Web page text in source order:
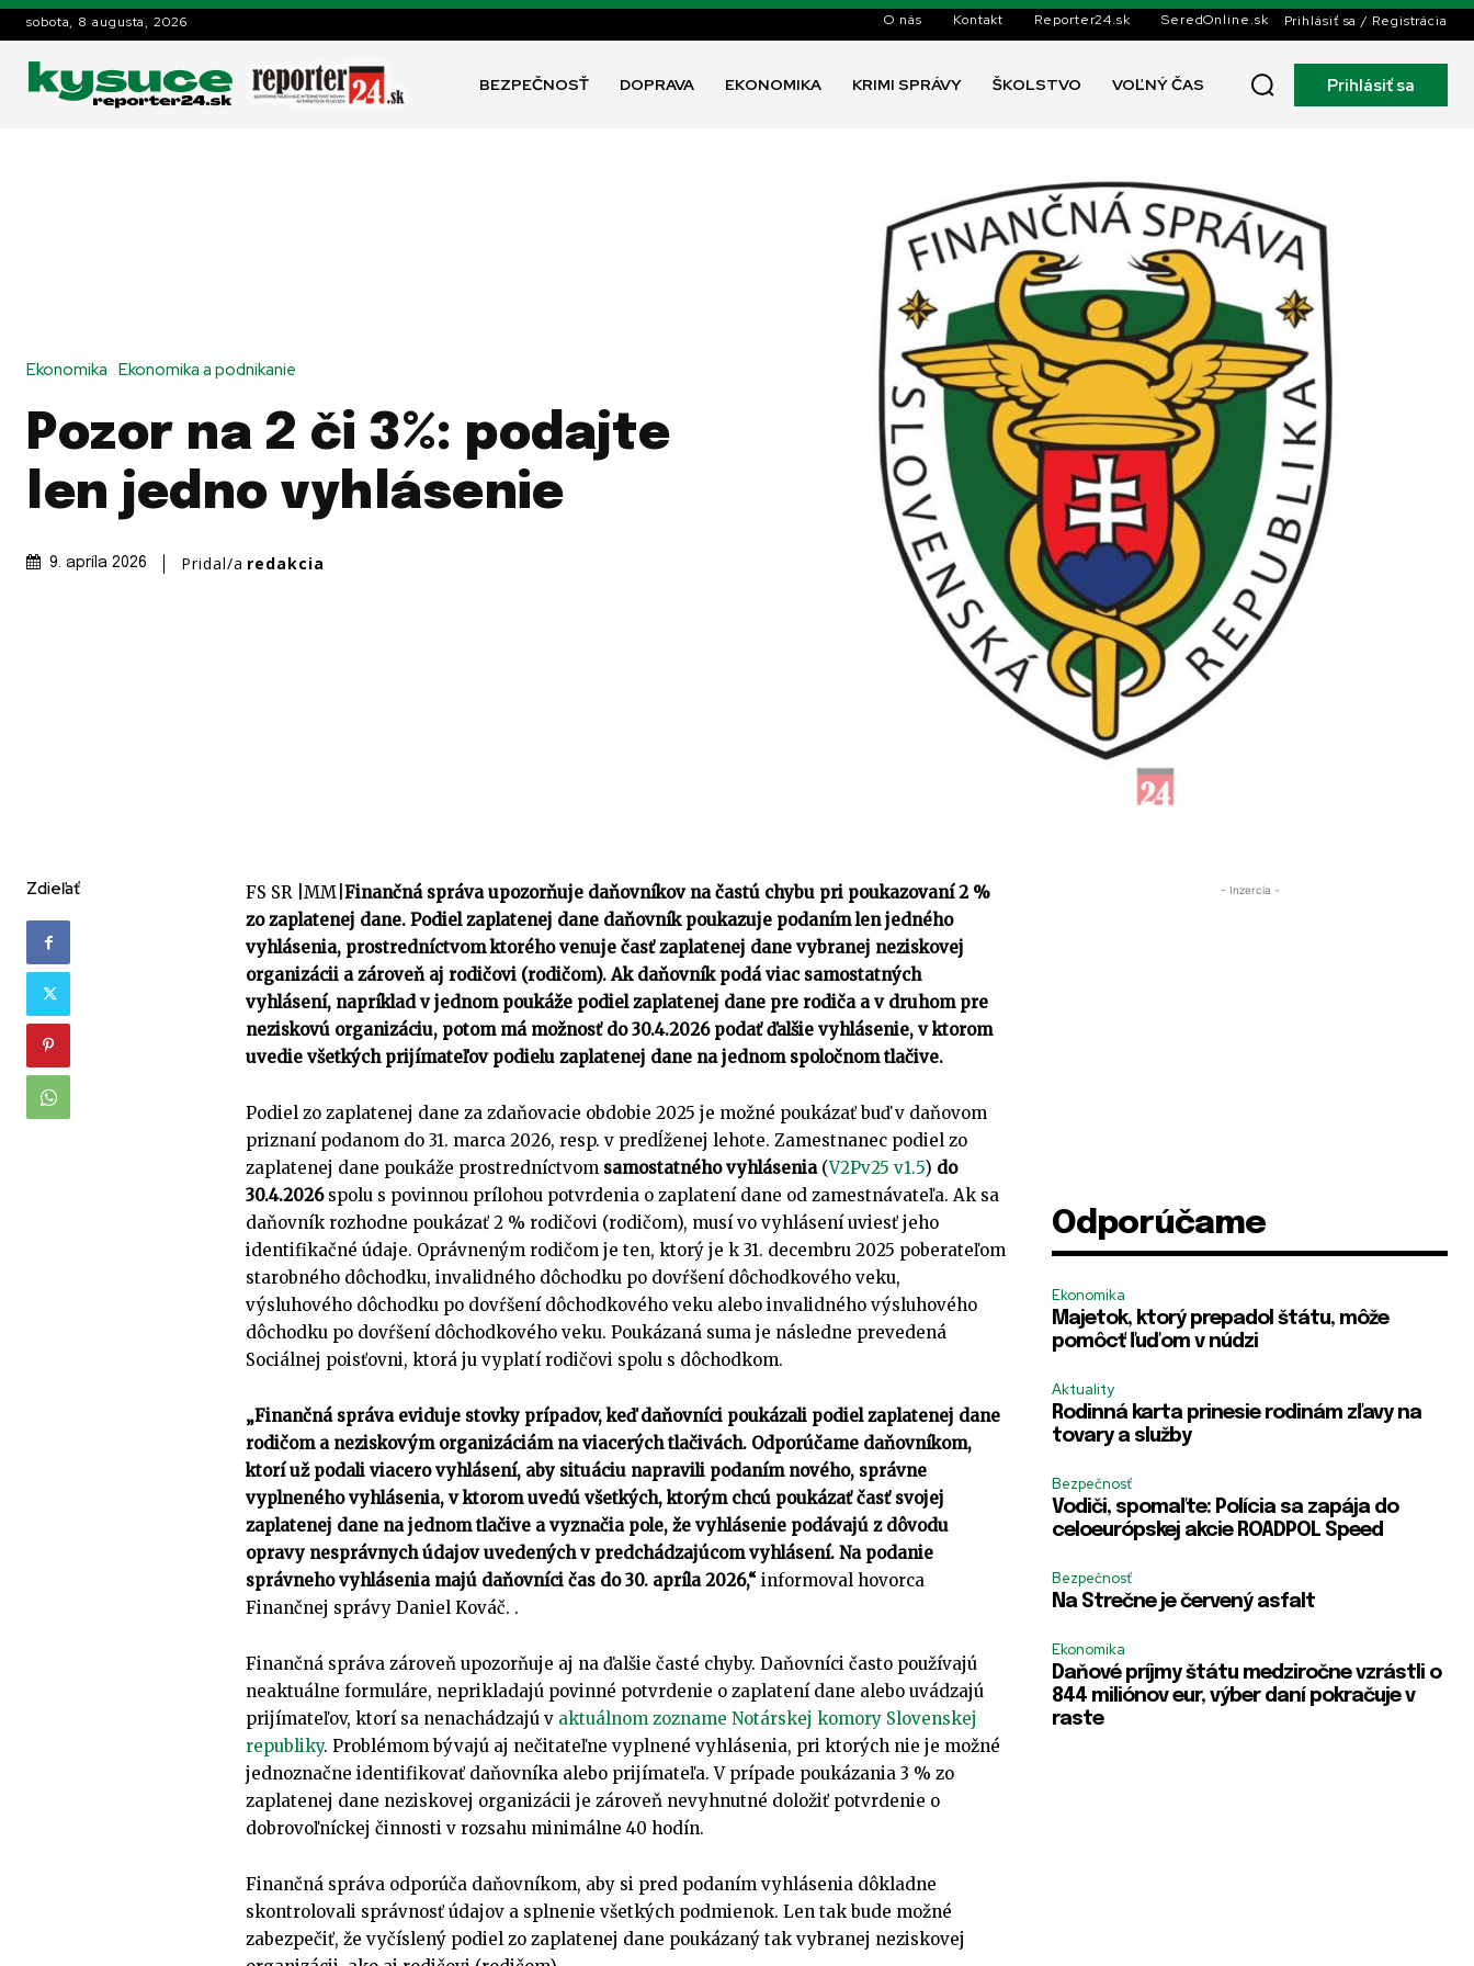
sobota, 8 augusta, 2026 O nás Kontakt Reporter24.sk SeredOnline.sk Prihlásiť sa / Registrácia
BEZPEČNOSŤ DOPRAVA EKONOMIKA KRIMI SPRÁVY ŠKOLSTVO VOĽNÝ ČAS Prihlásiť sa
Ekonomika Ekonomika a podnikanie
Pozor na 2 či 3%: podajte
len jedno vyhlásenie
9. apríla 2026 Pridal/a redakcia
Zdieľať FS SR |MM|Finančná správa upozorňuje daňovníkov na častú chybu pri poukazovaní 2 %
zo zaplatenej dane. Podiel zaplatenej dane daňovník poukazuje podaním len jedného
vyhlásenia, prostredníctvom ktorého venuje časť zaplatenej dane vybranej neziskovej
organizácii a zároveň aj rodičovi (rodičom). Ak daňovník podá viac samostatných
vyhlásení, napríklad v jednom poukáže podiel zaplatenej dane pre rodiča a v druhom pre
neziskovú organizáciu, potom má možnosť do 30.4.2026 podať ďalšie vyhlásenie, v ktorom
uvedie všetkých prijímateľov podielu zaplatenej dane na jednom spoločnom tlačive.
Podiel zo zaplatenej dane za zdaňovacie obdobie 2025 je možné poukázať buď v daňovom
priznaní podanom do 31. marca 2026, resp. v predĺženej lehote. Zamestnanec podiel zo
zaplatenej dane poukáže prostredníctvom samostatného vyhlásenia (V2Pv25 v1.5) do
30.4.2026spolu s povinnou prílohou potvrdenia o zaplatení dane od zamestnávateľa. Ak sa
daňovník rozhodne poukázať 2 % rodičovi (rodičom), musí vo vyhlásení uviesť jeho
identifikačné údaje. Oprávneným rodičom je ten, ktorý je k 31. decembru 2025 poberateľom
starobného dôchodku, invalidného dôchodku po dovŕšení dôchodkového veku,
výsluhového dôchodku po dovŕšení dôchodkového veku alebo invalidného výsluhového
dôchodku po dovŕšení dôchodkového veku. Poukázaná suma je následne prevedená
Sociálnej poisťovni, ktorá ju vyplatí rodičovi spolu s dôchodkom.
„Finančná správa eviduje stovky prípadov, keď daňovníci poukázali podiel zaplatenej dane
rodičom a neziskovým organizáciám na viacerých tlačivách. Odporúčame daňovníkom,
ktorí už podali viacero vyhlásení, aby situáciu napravili podaním nového, správne
vyplneného vyhlásenia, v ktorom uvedú všetkých, ktorým chcú poukázať časť svojej
zaplatenej dane na jednom tlačive a vyznačia pole, že vyhlásenie podávajú z dôvodu
opravy nesprávnych údajov uvedených v predchádzajúcom vyhlásení. Na podanie
správneho vyhlásenia majú daňovníci čas do 30. apríla 2026,“ informoval hovorca
Finančnej správy Daniel Kováč. .
Finančná správa zároveň upozorňuje aj na ďalšie časté chyby. Daňovníci často používajú
neaktuálne formuláre, neprikladajú povinné potvrdenie o zaplatení dane alebo uvádzajú
prijímateľov, ktorí sa nenachádzajú v aktuálnom zozname Notárskej komory Slovenskej
republiky. Problémom bývajú aj nečitateľne vyplnené vyhlásenia, pri ktorých nie je možné
jednoznačne identifikovať daňovníka alebo prijímateľa. V prípade poukázania 3 % zo
zaplatenej dane neziskovej organizácii je zároveň nevyhnutné doložiť potvrdenie o
dobrovoľníckej činnosti v rozsahu minimálne 40 hodín.
Finančná správa odporúča daňovníkom, aby si pred podaním vyhlásenia dôkladne
skontrolovali správnosť údajov a splnenie všetkých podmienok. Len tak bude možné
zabezpečiť, že vyčíslený podiel zo zaplatenej dane poukázaný tak vybranej neziskovej
- Inzercia -
Odporúčame
Ekonomika
Majetok, ktorý prepadol štátu, môže
pomôcť ľuďom v núdzi
Aktuality
Rodinná karta prinesie rodinám zľavy na
tovary a služby
Bezpečnosť
Vodiči, spomaľte: Polícia sa zapája do
celoeurópskej akcie ROADPOL Speed
Bezpečnosť
Na Strečne je červený asfalt
Ekonomika
Daňové príjmy štátu medziročne vzrástli o
844 miliónov eur, výber daní pokračuje v
raste